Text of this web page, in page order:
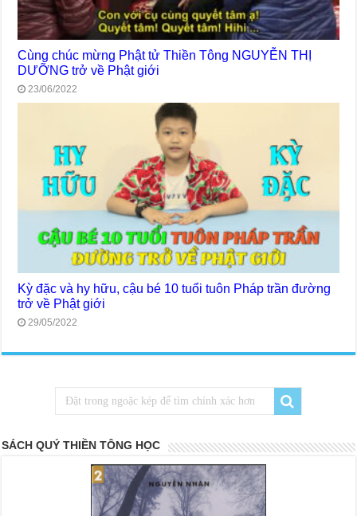
Cùng chúc mừng Phật tử Thiền Tông NGUYỄN THỊ
DƯỠNG trở về Phật giới
23/06/2022
Kỳ đặc và hy hữu, cậu bé 10 tuổi tuôn Pháp trần đường
trở về Phật giới
29/05/2022
SÁCH QUÝ THIỀN TÔNG HỌC